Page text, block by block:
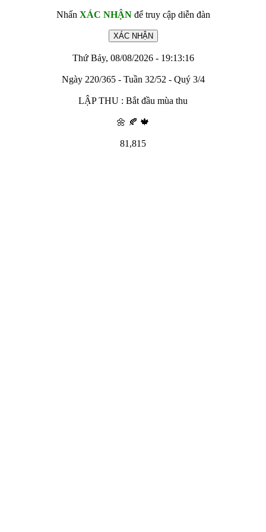
Nhấn XÁC NHẬNđể truy cập diễn đàn
Thứ Bảy, 08/08/2026 - 19:13:16
Ngày 220/365 - Tuần 32/52 - Quý 3/4
LẬP THU : Bắt đầu mùa thu
🌼 🍂 🍁
81,815